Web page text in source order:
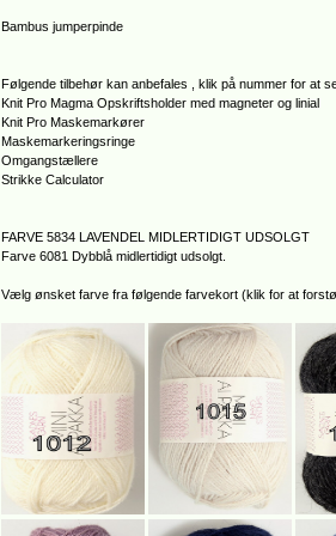
Bambus jumperpinde
Følgende tilbehør kan anbefales , klik på nummer for at
Knit Pro Magma Opskriftsholder med magneter og linial
Knit Pro Maskemarkører
Maskemarkeringsringe
Omgangstællere
Strikke Calculator
FARVE 5834 LAVENDEL MIDLERTIDIGT UDSOLGT
Farve 6081 Dybblå midlertidigt udsolgt.
Vælg ønsket farve fra følgende farvekort (klik for at